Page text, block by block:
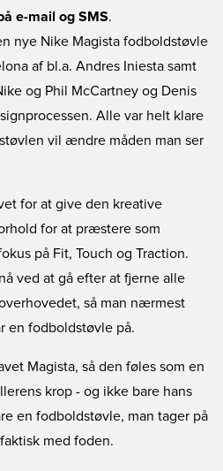
e-mail og SMS.
nye Nike Magista fodboldstøvle
af bl.a. Andres Iniesta samt
og Phil McCartney og Denis
Alle var helt klare
vil ændre måden man ser
for at give den kreative
for at præstere som
på Fit, Touch og Traction.
ved at gå efter at fjerne alle
så man nærmest
en fodboldstøvle på.
Magista, så den føles som en
krop - og ikke bare hans
en fodboldstøvle, man tager på
med foden.